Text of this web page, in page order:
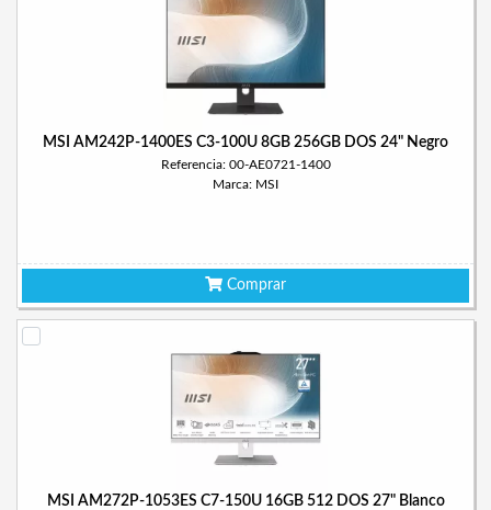
MSI AM242P-1400ES C3-100U 8GB 256GB DOS 24" Negro
Referencia: 00-AE0721-1400
Marca: MSI
Comprar
MSI AM272P-1053ES C7-150U 16GB 512 DOS 27" Blanco